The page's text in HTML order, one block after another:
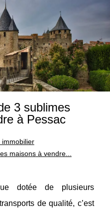
3 sublimes
à Pessac
immobilier
maisons à vendre...
dotée de plusieurs
de qualité, c’est